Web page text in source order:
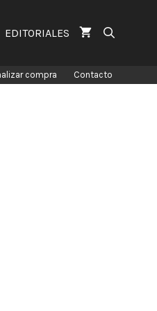
EDITORIALES
compra Contacto